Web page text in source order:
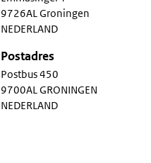
9726AL Groningen
NEDERLAND
Postadres
Postbus 450
9700AL GRONINGEN
NEDERLAND